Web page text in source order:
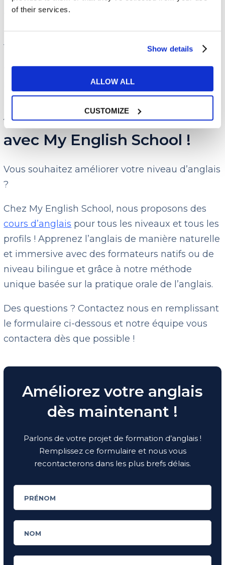
of their services.
Show details
ALLOW ALL
CUSTOMIZE
These shoes don’t match this outfit at all.
(Ces chaussures ne vont pas du tout avec cette
tenue.)
The blue suit suits him very well.
(Le costume
bleu lui va très bien.)
Améliorez votre anglais
avec My English School !
Vous souhaitez améliorer votre niveau d’anglais
?
Chez My English School, nous proposons des
cours d’anglais pour tous les niveaux et tous les
profils ! Apprenez l’anglais de manière naturelle
et immersive avec des formateurs natifs ou de
niveau bilingue et grâce à notre méthode
unique basée sur la pratique orale de l’anglais.
Des questions ? Contactez nous en remplissant
le formulaire ci-dessous et notre équipe vous
contactera dès que possible !
Améliorez votre anglais
dès maintenant !
Parlons de votre projet de formation d’anglais !
Remplissez ce formulaire et nous vous
recontacterons dans les plus brefs délais.